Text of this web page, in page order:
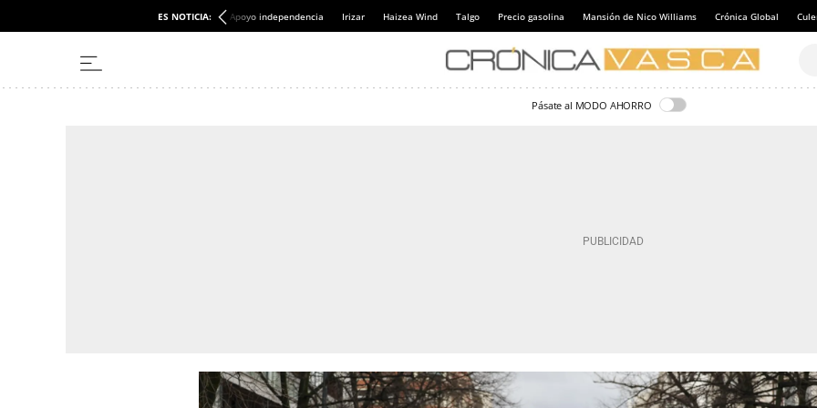
ES NOTICIA: Apoyo independencia Irizar Haizea Wind Talgo Precio gasolina Mansión de Nico Williams Crónica Global
Pásate al MODO AHORRO